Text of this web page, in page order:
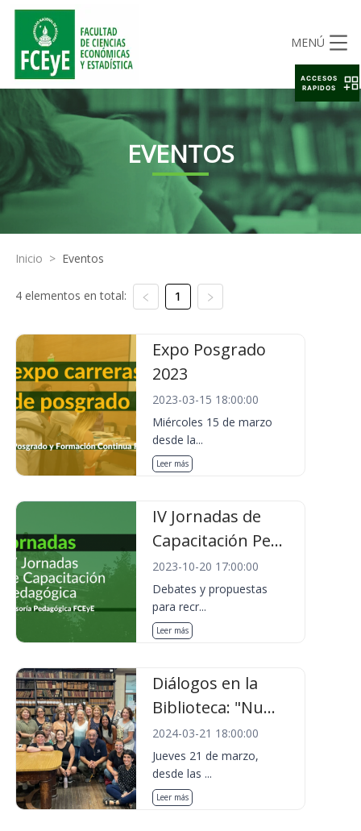
MENÚ
EVENTOS
Inicio > Eventos
4 elementos en total: 1
Expo Posgrado
2023
2023-03-15 18:00:00
Miércoles 15 de marzo
desde la...
Leer más
IV Jornadas de
Capacitación Pe...
2023-10-20 17:00:00
Debates y propuestas
para recr...
Leer más
Diálogos en la
Biblioteca: "Nu...
2024-03-21 18:00:00
Jueves 21 de marzo,
desde las ...
Leer más
ACCESOS
RAPIDOS